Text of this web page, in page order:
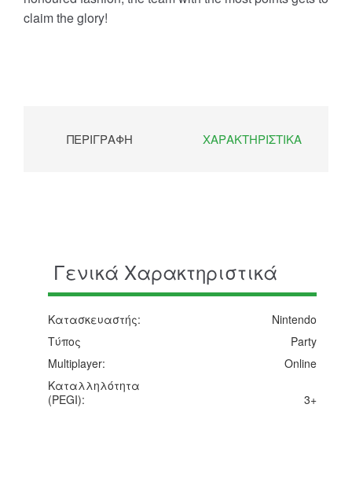
claim the glory!
ΠΕΡΙΓΡΑΦΉ ΧΑΡΑΚΤΗΡΙΣΤΙΚΆ
Γενικά Χαρακτηριστικά
Κατασκευαστής:
Nintendo
Τύπος
Party
Multiplayer:
Online
Καταλληλότητα
(PEGI):
3+